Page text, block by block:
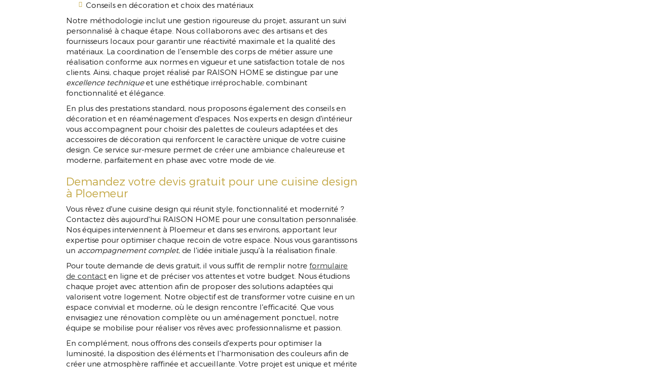
Cuisine design Ploemeur
Conseils en décoration et choix des matériaux
Notre méthodologie inclut une gestion rigoureuse du projet, assurant un suivi
personnalisé à chaque étape. Nous collaborons avec des artisans et des
fournisseurs locaux pour garantir une réactivité maximale et la qualité des
matériaux. La coordination de l'ensemble des corps de métier assure une
réalisation conforme aux normes en vigueur et une satisfaction totale de nos
clients. Ainsi, chaque projet réalisé par RAISON HOME se distingue par une
excellence techniqueet une esthétique irréprochable, combinant
fonctionnalité et élégance.
En plus des prestations standard, nous proposons également des conseils en
décoration et en réaménagement d'espaces. Nos experts en design d'intérieur
vous accompagnent pour choisir des palettes de couleurs adaptées et des
accessoires de décoration qui renforcent le caractère unique de votre cuisine
design. Ce service sur-mesure permet de créer une ambiance chaleureuse et
moderne, parfaitement en phase avec votre mode de vie.
Demandez votre devis gratuit pour une cuisine design
à Ploemeur
Vous rêvez d'une cuisine design qui réunit style, fonctionnalité et modernité ?
Contactez dès aujourd'hui RAISON HOME pour une consultation personnalisée.
Nos équipes interviennent à Ploemeur et dans ses environs, apportant leur
expertise pour optimiser chaque recoin de votre espace. Nous vous garantissons
un accompagnement complet, de l'idée initiale jusqu'à la réalisation finale.
Pour toute demande de devis gratuit, il vous suffit de remplir notreformulaire
de contact en ligne et de préciser vos attentes et votre budget. Nous étudions
chaque projet avec attention afin de proposer des solutions adaptées qui
valorisent votre logement. Notre objectif est de transformer votre cuisine en un
espace convivial et moderne, où le design rencontre l'efficacité. Que vous
envisagiez une rénovation complète ou un aménagement ponctuel, notre
équipe se mobilise pour réaliser vos rêves avec professionnalisme et passion.
En complément, nous offrons des conseils d'experts pour optimiser la
luminosité, la disposition des éléments et l'harmonisation des couleurs afin de
créer une atmosphère raffinée et accueillante. Votre projet est unique et mérite